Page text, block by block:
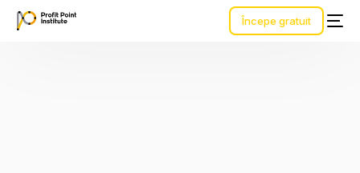
Începe gratuit